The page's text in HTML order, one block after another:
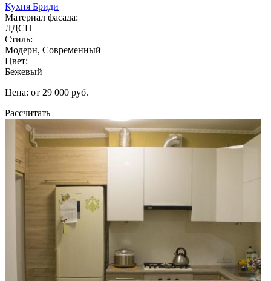
Кухня Бриди
Материал фасада:
ЛДСП
Стиль:
Модерн, Современный
Цвет:
Бежевый
Цена: от 29 000 руб.
Рассчитать